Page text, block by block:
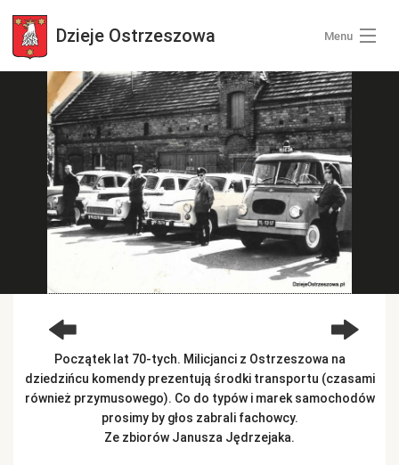
Dzieje Ostrzeszowa Menu
Wszystkie zdjęcia
Kategorie zdjęć
Zaloguj się
+ Dodaj zdjęcia
Początek lat 70-tych. Milicjanci z Ostrzeszowa na
dziedzińcu komendy prezentują środki transportu (czasami
również przymusowego). Co do typów i marek samochodów
prosimy by głos zabrali fachowcy.
Ze zbiorów Janusza Jędrzejaka.